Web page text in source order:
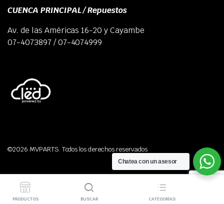
CUENCA PRINCIPAL / Repuestos
Av. de las Américas 16-20 y Cayambe
07-4073897 / 07-4074999
©2026 MVPARTS. Todos los derechos reservados
PRODUCTOS BUSCAR CATEGORÍAS
Chatea con un asesor